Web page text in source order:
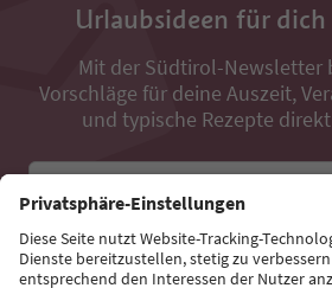
Urlaubsideen für
Mit der Südtirol-Newsletter
Vorschläge für deine Auszeit,
und typische Rezepte
Jetzt